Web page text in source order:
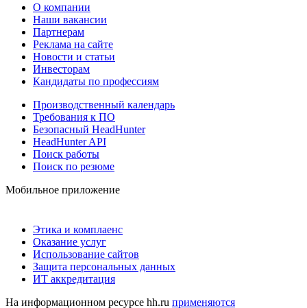
О компании
Наши вакансии
Партнерам
Реклама на сайте
Новости и статьи
Инвесторам
Кандидаты по профессиям
Производственный календарь
Требования к ПО
Безопасный HeadHunter
HeadHunter API
Поиск работы
Поиск по резюме
Мобильное приложение
Этика и комплаенс
Оказание услуг
Использование сайтов
Защита персональных данных
ИТ аккредитация
На информационном ресурсе hh.ru применяются